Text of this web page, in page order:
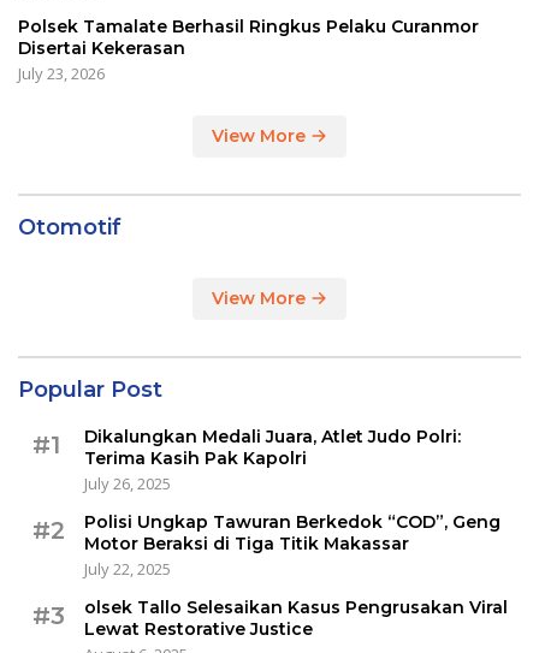
Polsek Tamalate Berhasil Ringkus Pelaku Curanmor
Disertai Kekerasan
July 23, 2026
View More
Otomotif
View More
Popular Post
#1
Dikalungkan Medali Juara, Atlet Judo Polri:
Terima Kasih Pak Kapolri
July 26, 2025
#2
Polisi Ungkap Tawuran Berkedok “COD”, Geng
Motor Beraksi di Tiga Titik Makassar
July 22, 2025
#3
olsek Tallo Selesaikan Kasus Pengrusakan Viral
Lewat Restorative Justice